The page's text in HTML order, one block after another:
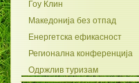
Гоу Клин
Македонија без отпад
Енергетска ефикасност
Регионална конференција
Одржлив туризам